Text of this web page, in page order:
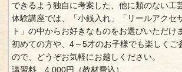
できるよう独自に考案した、他に類のない工
体験講座では、「小銭入れ」「リールアクセ
ト」の中からお好きなものをお選びいただけ
初めての方や、4～5才のお子様でも楽しくご
ので、どうぞお気軽にお越しください。
講習料 4,000円（教材費込）